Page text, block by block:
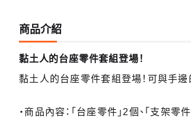
商品介紹
黏土人的台座零件套組登場！
黏土人的台座零件套組登場！可與手邊
・商品內容：「台座零件」2個、「支架零